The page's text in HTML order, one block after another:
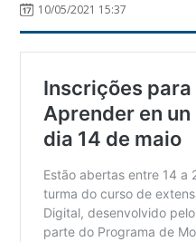
10/05/2021 15:37